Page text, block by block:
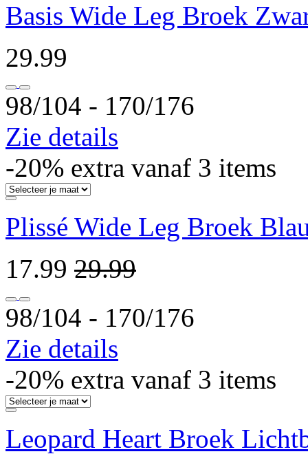
Basis Wide Leg Broek
29.99
98/104 ‐ 170/176
Zie details
-20% extra vanaf 3 items
Plissé Wide Leg Broek
17.99 29.99
98/104 ‐ 170/176
Zie details
-20% extra vanaf 3 items
Leopard Heart Broek